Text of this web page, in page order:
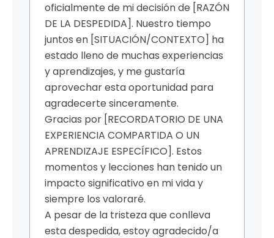
oficialmente de mi decisión de [RAZÓN
DE LA DESPEDIDA]. Nuestro tiempo
juntos en [SITUACIÓN/CONTEXTO] ha
estado lleno de muchas experiencias
y aprendizajes, y me gustaría
aprovechar esta oportunidad para
agradecerte sinceramente.
Gracias por [RECORDATORIO DE UNA
EXPERIENCIA COMPARTIDA O UN
APRENDIZAJE ESPECÍFICO]. Estos
momentos y lecciones han tenido un
impacto significativo en mi vida y
siempre los valoraré.
A pesar de la tristeza que conlleva
esta despedida, estoy agradecido/a